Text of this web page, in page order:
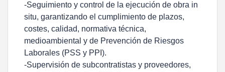
-Seguimiento y control de la ejecución de obra in
situ, garantizando el cumplimiento de plazos,
costes, calidad, normativa técnica,
medioambiental y de Prevención de Riesgos
Laborales (PSS y PPI).
-Supervisión de subcontratistas y proveedores,